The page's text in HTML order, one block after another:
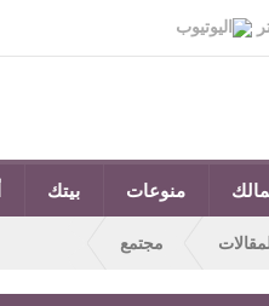
منوعات بيتك
مجتمع